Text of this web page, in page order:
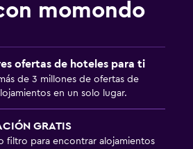
momondo
ofertas de hoteles para ti
de 3 millones de ofertas de
en un solo lugar.
GRATIS
filtro para encontrar alojamientos